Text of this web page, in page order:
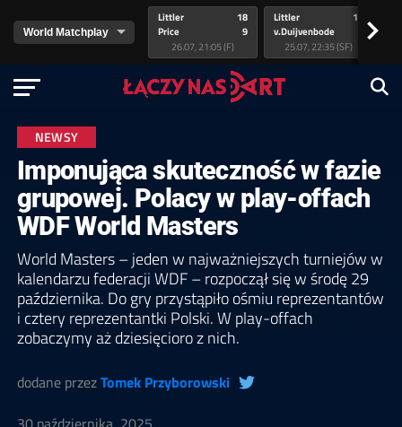
Littler
Price
18
9
26.07, 21:05 (F)
Littler
v.Duijvenbode
17
25.07, 22:35 (SF)
>
NEWSY
Imponująca skuteczność w fazie
grupowej. Polacy w play-offach
WDF World Masters
World Masters – jeden w najważniejszych turniejów w
kalendarzu federacji WDF – rozpoczął się w środę 29
października. Do gry przystąpiło ośmiu reprezentantów
i cztery reprezentantki Polski. W play-offach
zobaczymy aż dziesięcioro z nich.
dodane przezTomek Przyborowski